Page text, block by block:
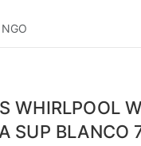
WHIRLPOOL
SUP BLANCO